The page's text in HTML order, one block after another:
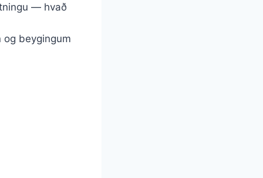
— hvað
og beygingum